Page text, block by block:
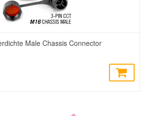
Male Chassis Connector